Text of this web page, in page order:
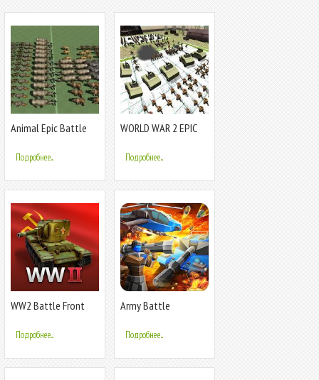
Animal Epic Battle
Подробнее...
WORLD WAR 2 EPIC
Подробнее...
WW2 Battle Front
Подробнее...
Army Battle
Подробнее...